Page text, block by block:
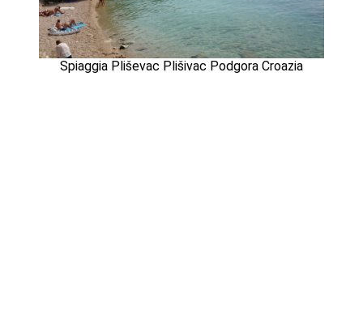
Spiaggia Pliševac Plišivac Podgora Croazia